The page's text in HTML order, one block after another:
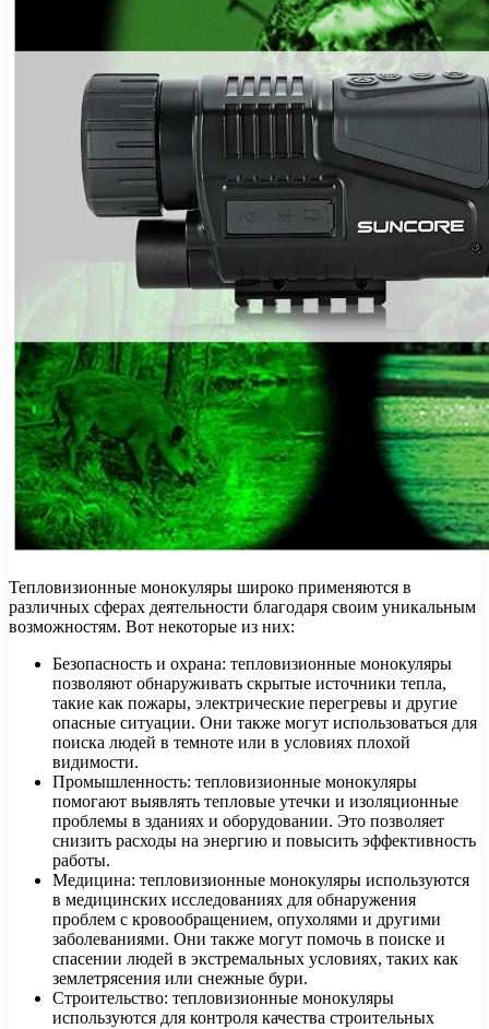
Тепловизионные монокуляры широко применяются в
различных сферах деятельности благодаря своим уникальным
возможностям. Вот некоторые из них:
Безопасность и охрана: тепловизионные монокуляры
позволяют обнаруживать скрытые источники тепла,
такие как пожары, электрические перегревы и другие
опасные ситуации. Они также могут использоваться для
поиска людей в темноте или в условиях плохой
видимости.
Промышленность: тепловизионные монокуляры
помогают выявлять тепловые утечки и изоляционные
проблемы в зданиях и оборудовании. Это позволяет
снизить расходы на энергию и повысить эффективность
работы.
Медицина: тепловизионные монокуляры используются
в медицинских исследованиях для обнаружения
проблем с кровообращением, опухолями и другими
заболеваниями. Они также могут помочь в поиске и
спасении людей в экстремальных условиях, таких как
землетрясения или снежные бури.
Строительство: тепловизионные монокуляры
используются для контроля качества строительных